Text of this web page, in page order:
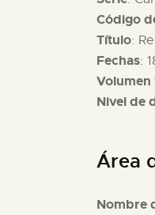
Código
Título:
Fechas:
Nivel de
Área
Nombre